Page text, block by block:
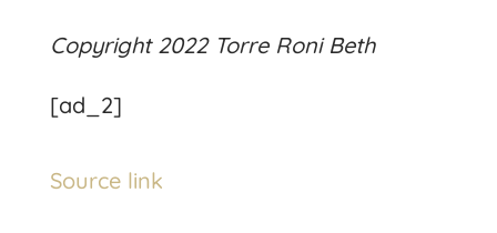
Copyright 2022 Torre Roni Beth
[ad_2]
Source link